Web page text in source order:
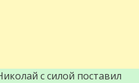
с силой поставил